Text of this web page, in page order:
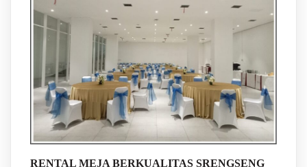
RENTAL MEJA BERKUALITAS SRENGSENG